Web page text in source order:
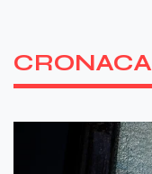
CRONACA